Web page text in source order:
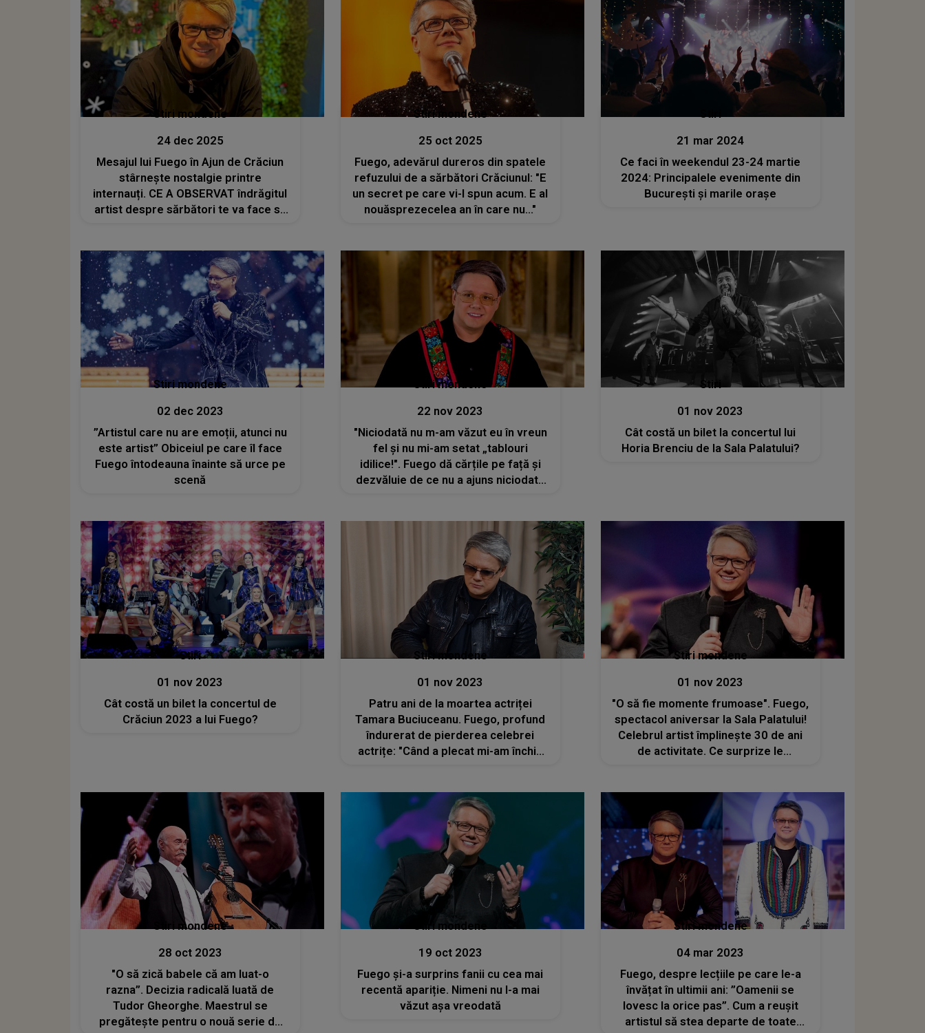
Stiri mondene
24 dec 2025
Mesajul lui Fuego în Ajun de Crăciun
stârnește nostalgie printre
internauți. CE A OBSERVAT îndrăgitul
artist despre sărbători te va face să
pune o lume întreagă în..."
Stiri mondene
25 oct 2025
Fuego, adevărul dureros din spatele
refuzului de a sărbători Crăciunul: "E
un secret pe care vi-l spun acum. E al
nouăsprezecelea an în care nu..."
21 mar 2024
Ce faci în weekendul 23-24 martie
2024: Principalele evenimente din
București și marile orașe
Stiri mondene
02 dec 2023
”Artistul care nu are emoții, atunci nu
este artist” Obiceiul pe care îl face
Fuego întodeauna înainte să urce pe
scenă
Stiri mondene
22 nov 2023
"Niciodată nu m-am văzut eu în vreun
fel și nu mi-am setat „tablouri
idilice!". Fuego dă cărțile pe față și
dezvăluie de ce nu a ajuns niciodată
Stiri
01 nov 2023
Cât costă un bilet la concertul lui
Horia Brenciu de la Sala Palatului?
Stiri
01 nov 2023
Cât costă un bilet la concertul de
Crăciun 2023 a lui Fuego?
Stiri mondene
01 nov 2023
Patru ani de la moartea actriței
Tamara Buciuceanu. Fuego, profund
îndurerat de pierderea celebrei
actrițe: "Când a plecat mi-am închis
Stiri mondene
01 nov 2023
"O să fie momente frumoase". Fuego,
spectacol aniversar la Sala Palatului!
Celebrul artist împlinește 30 de ani
de activitate. Ce surprize le
Stiri mondene
28 oct 2023
"O să zică babele că am luat-o
razna”. Decizia radicală luată de
Tudor Gheorghe. Maestrul se
pregătește pentru o nouă serie de
Stiri mondene
19 oct 2023
Fuego și-a surprins fanii cu cea mai
recentă apariție. Nimeni nu l-a mai
văzut așa vreodată
Stiri mondene
04 mar 2023
Fuego, despre lecțiile pe care le-a
învățat în ultimii ani: ”Oamenii se
lovesc la orice pas”. Cum a reușit
artistul să stea departe de toate